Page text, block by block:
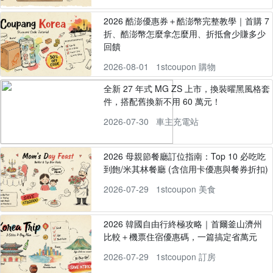
2026 酷澎優惠券＋酷澎幣完整教學｜首購 7
折、酷澎幣怎麼拿怎麼用、折抵會少賺多少
回饋
2026-08-01
1stcoupon 購物
全新 27 年式 MG ZS 上市，換裝曜黑風格套
件，搭配舊換新不用 60 萬元！
2026-07-30
車主充電站
2026 母親節餐廳訂位指南：Top 10 必吃吃
到飽/米其林餐廳 (含信用卡優惠與餐券折扣)
2026-07-29
1stcoupon 美食
2026 韓國自由行終極攻略｜首爾釜山濟州
比較＋機票住宿優惠碼，一篇搞定省萬元
2026-07-29
1stcoupon 訂房